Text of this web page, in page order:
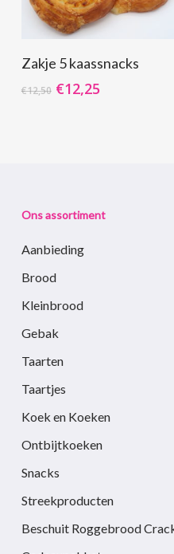
Zakje 5 kaassnacks
€12,50 Oorspronkelijke
€12,25Huidige
Ons assortiment
Aanbieding
Brood
Kleinbrood
Gebak
Taarten
Taartjes
Koek en Koeken
Ontbijtkoeken
Snacks
Streekproducten
Beschuit Roggebrood